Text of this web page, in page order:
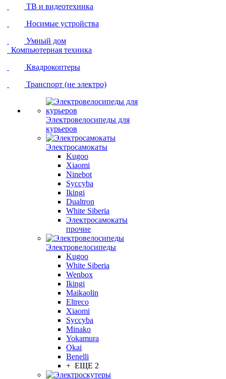
ТВ и видеотехника
Носимые устройства
Умный дом
Компьютерная техника
Квадрокоптеры
Транспорт (не электро)
Электровелосипеды для
курьеров
Электросамокаты
Kugoo
Xiaomi
Ninebot
Syccyba
Ikingi
Dualtron
White Siberia
Электросамокаты
прочие
Электровелосипеды
Kugoo
White Siberia
Wenbox
Ikingi
Maikaolin
Eltreco
Xiaomi
Syccyba
Minako
Yokamura
Okai
Benelli
+ ЕЩЕ 2